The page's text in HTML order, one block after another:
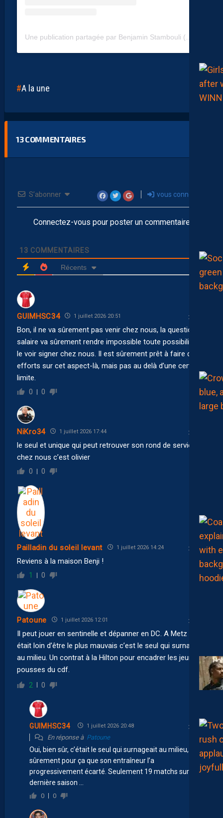
Une publication partagée par Benjamin Stambouli (@benjaminstambouli)
A la une
13COMMENTAIRES
S’abonner vous connecter
Connectez-vous pour poster un commentaire
13 COMMENTAIRES
Récents
GUIMHSC34 1 juillet 2026 20:51
Bon, il ne va sûrement pas venir chez nous, la question du
salaire va sûrement rendre impossible toute possibilité de
le voir signer chez nous. Il est sûrement prêt à faire des
efforts sur cet aspect-là, mais pas au delà d’une certaine
limite.
0 0
NiKro34 1 juillet 2026 17:44
le seul et unique qui peut retrouver son rond de serviette
chez nous c’est olivier
0 0
Pailladin du soleil levant 1 juillet 2026 14:24
Reviens à la maison Benji !
1 0
Patoune 1 juillet 2026 12:01
Il peut jouer en sentinelle et dépanner en DC. A Metz il
était loin d’être le plus mauvais c’est le seul qui surnagait
au milieu. Un contrat à la Hilton pour encadrer les jeunes
pousses du cdf.
2 0
GUIMHSC34 1 juillet 2026 20:48
En réponse à Patoune
Oui, bien sûr, c’était le seul qui surnageait au milieu, c’est
sûrement pour ça que son entraîneur l’a
progressivement écarté. Seulement 19 matchs sur la
dernière saison …
0 0